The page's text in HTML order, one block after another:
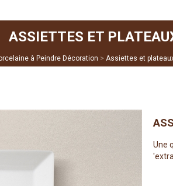
ASSIETTES ET
à Peindre Décoration > Assiettes et
Une